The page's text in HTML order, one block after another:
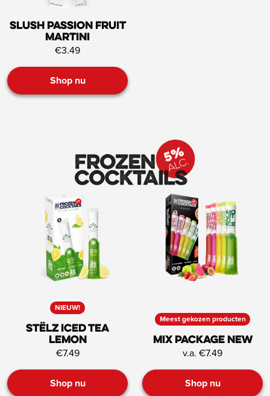
Slush Passion Fruit
Martini
€3.49
Shop nu
NIEUW!
STËLZ Iced Tea
Lemon
€7.49
Shop nu
Meest gekozen producten
Mix Package NEW
v.a. €7.49
Shop nu